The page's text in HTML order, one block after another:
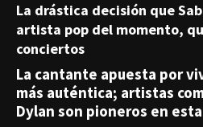
La drástica decisión que
artista pop del momento,
conciertos
La cantante apuesta por
más auténtica; artistas
Dylan son pioneros en